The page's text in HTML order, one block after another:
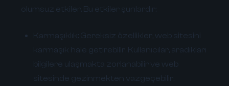
olumsuz etkiler. Bu etkiler şunlardır:
Karmaşıklık: Gereksiz özellikler, web sitesini
karmaşık hale getirebilir. Kullanıcılar, aradıkları
bilgilere ulaşmakta zorlanabilir ve web
sitesinde gezinmekten vazgeçebilir.